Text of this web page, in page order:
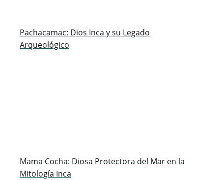
Pachacamac: Dios Inca y su Legado
Arqueológico
Mama Cocha: Diosa Protectora del Mar en la
Mitología Inca